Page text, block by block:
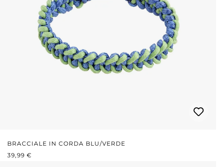
BRACCIALE IN CORDA BLU/VERDE
PREZZO NORMALE:
39,99 €